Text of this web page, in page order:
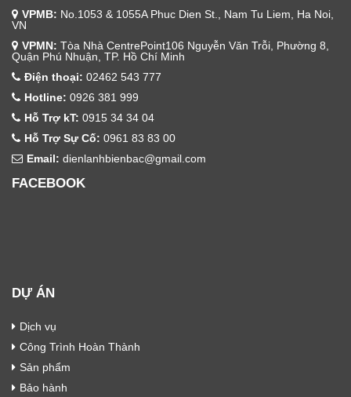
VPMB: No.1053 & 1055A Phuc Dien St., Nam Tu Liem, Ha Noi,
VN
VPMN: Tòa Nhà CentrePoint106 Nguyễn Văn Trỗi, Phường 8,
Quận Phú Nhuận, TP. Hồ Chí Minh
Điện thoại: 02462 543 777
Hotline: 0926 381 999
Hỗ Trợ kT: 0915 34 34 04
Hỗ Trợ Sự Cố: 0961 83 83 00
Email: dienlanhbienbac@gmail.com
FACEBOOK
DỰ ÁN
Dịch vụ
Công Trình Hoàn Thành
Sản phẩm
Bảo hành